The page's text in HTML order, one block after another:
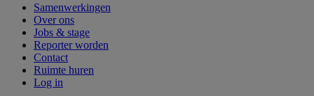
Samenwerkingen
Over ons
Jobs & stage
Reporter worden
Contact
Ruimte huren
Log in